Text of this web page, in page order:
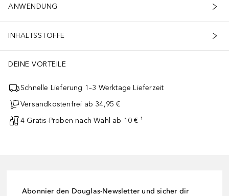
ANWENDUNG
INHALTSSTOFFE
DEINE VORTEILE
Schnelle Lieferung 1–3 Werktage Lieferzeit
Versandkostenfrei ab 34,95 €
4 Gratis-Proben nach Wahl ab 10 € ¹
Abonnier den Douglas-Newsletter und sicher dir